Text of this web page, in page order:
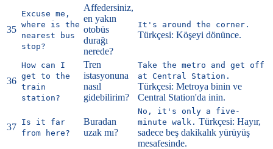
35
Excuse me,
where is the
nearest bus
stop?
Affedersiniz,
en yakın
otobüs
durağı
nerede?
It's around the corner.
Türkçesi: Köşeyi dönünce.
36
How can I
get to the
train
station?
Tren
istasyonuna
nasıl
gidebilirim?
Take the metro and get off
at Central Station.
Türkçesi: Metroya binin ve
Central Station'da inin.
37 Is it far
from here?
Buradan
uzak mı?
No, it's only a five-
minute walk. Türkçesi: Hayır,
sadece beş dakikalık yürüyüş
mesafesinde.